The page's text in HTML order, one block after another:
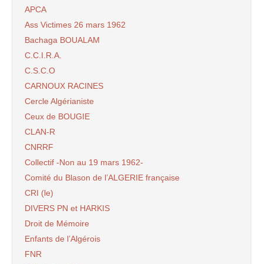
APCA
Ass Victimes 26 mars 1962
Bachaga BOUALAM
C.C.I.R.A.
C.S.C.O
CARNOUX RACINES
Cercle Algérianiste
Ceux de BOUGIE
CLAN-R
CNRRF
Collectif -Non au 19 mars 1962-
Comité du Blason de l’ALGERIE française
CRI (le)
DIVERS PN et HARKIS
Droit de Mémoire
Enfants de l’Algérois
FNR